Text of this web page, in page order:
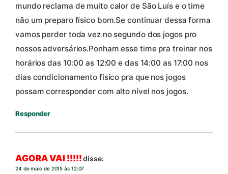
mundo reclama de muito calor de São Luís e o time
não um preparo físico bom.Se continuar dessa forma
vamos perder toda vez no segundo dos jogos pro
nossos adversários.Ponham esse time pra treinar nos
horários das 10:00 as 12:00 e das 14:00 as 17:00 nos
dias condicionamento físico pra que nos jogos
possam corresponder com alto nível nos jogos.
Responder
AGORA VAI !!!!! disse:
24 de maio de 2015 às 12:07